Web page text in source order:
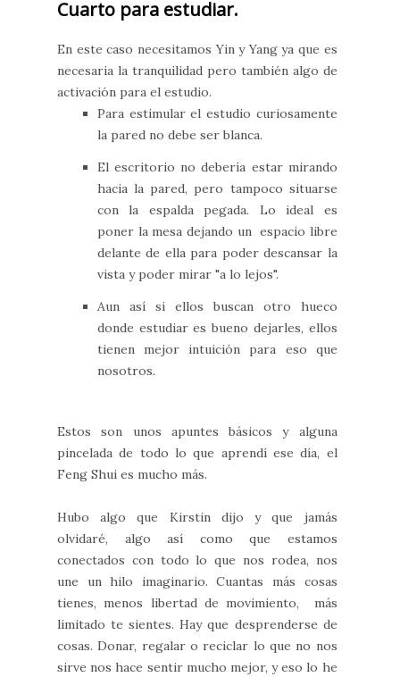
Cuarto para estudiar.
En este caso necesitamos Yin y Yang ya que es
necesaria la tranquilidad pero también algo de
activación para el estudio.
Para estimular el estudio curiosamente
la pared no debe ser blanca.
El escritorio no debería estar mirando
hacia la pared, pero tampoco situarse
con la espalda pegada. Lo ideal es
poner la mesa dejando un espacio libre
delante de ella para poder descansar la
vista y poder mirar "a lo lejos".
Aun así si ellos buscan otro hueco
donde estudiar es bueno dejarles, ellos
tienen mejor intuición para eso que
nosotros.
Estos son unos apuntes básicos y alguna
pincelada de todo lo que aprendí ese día, el
Feng Shui es mucho más.
Hubo algo que Kirstin dijo y que jamás
olvidaré, algo así como que estamos
conectados con todo lo que nos rodea, nos
une un hilo imaginario. Cuantas más cosas
tienes, menos libertad de movimiento, más
limitado te sientes. Hay que desprenderse de
cosas. Donar, regalar o reciclar lo que no nos
sirve nos hace sentir mucho mejor, y eso lo he